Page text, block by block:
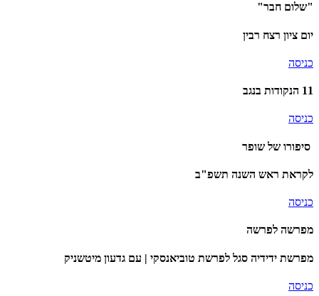
"שלום חבר"
יום ציון רצח רבין
כניסה
11 הנקודות בנגב
כניסה
סיפורו של שופר
לקראת ראש השנה תשפ"ב
כניסה
מפרשה לפרשה
מפרשת ידידיה סגל לפרשת טוביאנסקי | עם גדעון מיטשניק
כניסה